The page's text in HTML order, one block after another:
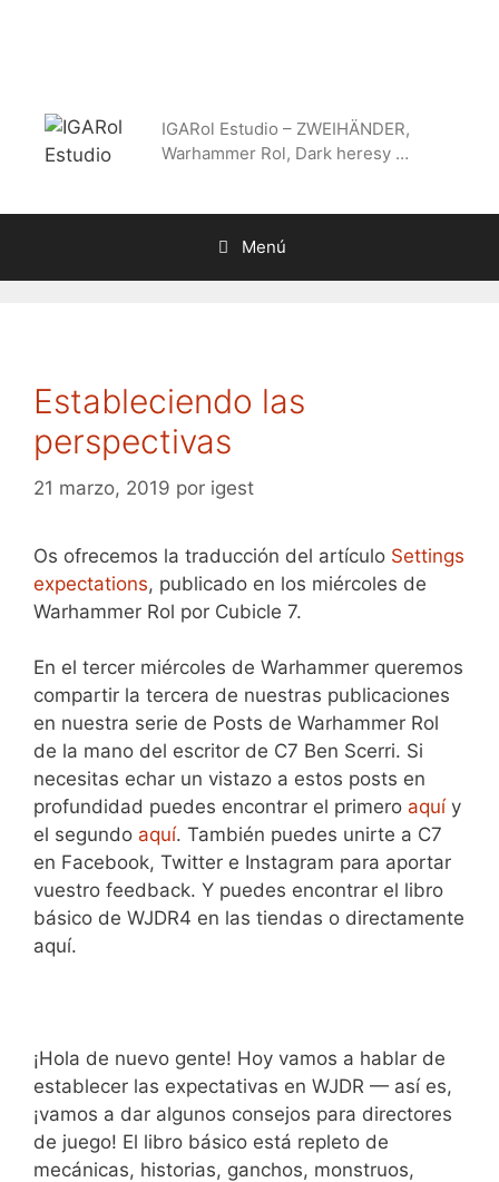
IGARol Estudio – ZWEIHÄNDER,
Warhammer Rol, Dark heresy …
Menú
Estableciendo las
perspectivas
21 marzo, 2019 por igest
Os ofrecemos la traducción del artículo Settings
expectations, publicado en los miércoles de
Warhammer Rol por Cubicle 7.
En el tercer miércoles de Warhammer queremos
compartir la tercera de nuestras publicaciones
en nuestra serie de Posts de Warhammer Rol
de la mano del escritor de C7 Ben Scerri. Si
necesitas echar un vistazo a estos posts en
profundidad puedes encontrar el primero aquí y
el segundo aquí. También puedes unirte a C7
en Facebook, Twitter e Instagram para aportar
vuestro feedback. Y puedes encontrar el libro
básico de WJDR4 en las tiendas o directamente
aquí.
¡Hola de nuevo gente! Hoy vamos a hablar de
establecer las expectativas en WJDR — así es,
¡vamos a dar algunos consejos para directores
de juego! El libro básico está repleto de
mecánicas, historias, ganchos, monstruos,